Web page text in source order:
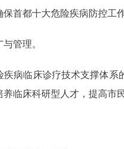
保首都十大危险疾病防控工
管理。
临床诊疗技术支撑体系
养临床科研型人才，提高市